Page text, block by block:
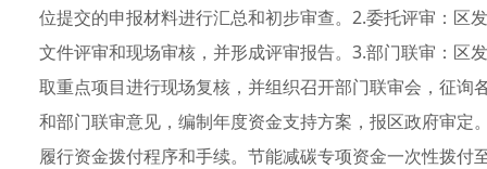
位提交的申报材料进行汇总和初步审查。2.委托评审：区
文件评审和现场审核，并形成评审报告。3.部门联审：区
取重点项目进行现场复核，并组织召开部门联审会，征
和部门联审意见，编制年度资金支持方案，报区政府审
履行资金拨付程序和手续。节能减碳专项资金一次性拨